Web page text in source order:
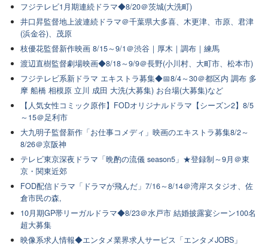
フジテレビ1月期連続ドラマ◆8/20＠茨城(大洗町)
井口昇監督地上波連続ドラマ＠千葉県大多喜、木更津、市原、君津
(浜金谷)、茂原
枝優花監督新作映画 8/15～9/1＠渋谷｜厚木｜調布｜練馬
渡辺直樹監督劇場映画◆8/18～9/9＠長野(小川村、大町市、松本市)
フジテレビ系新ドラマ エキストラ募集◆📅8/4～30＠都区内 調布 多
摩 船橋 相模原 立川 成田 大洗(大募集) お台場(大募集)など
【人気女性コミック原作】FODオリジナルドラマ【シーズン2】8/5
～15＠足利市
大九明子監督新作「お仕事コメディ」映画のエキストラ募集8/2～
8/26＠京阪神
テレビ東京深夜ドラマ「晩酌の流儀 season5」★登録制～9月＠東
京・関東近郊
FOD配信ドラマ「ドラマが飛んだ」7/16～8/14＠湾岸スタジオ、佐
倉市民の森,
10月期GP帯リーガルドラマ◆8/23＠水戸市 結婚披露宴シーン100名
超大募集
映像系求人情報◆エンタメ業界求人サービス「エンタメJOBS」